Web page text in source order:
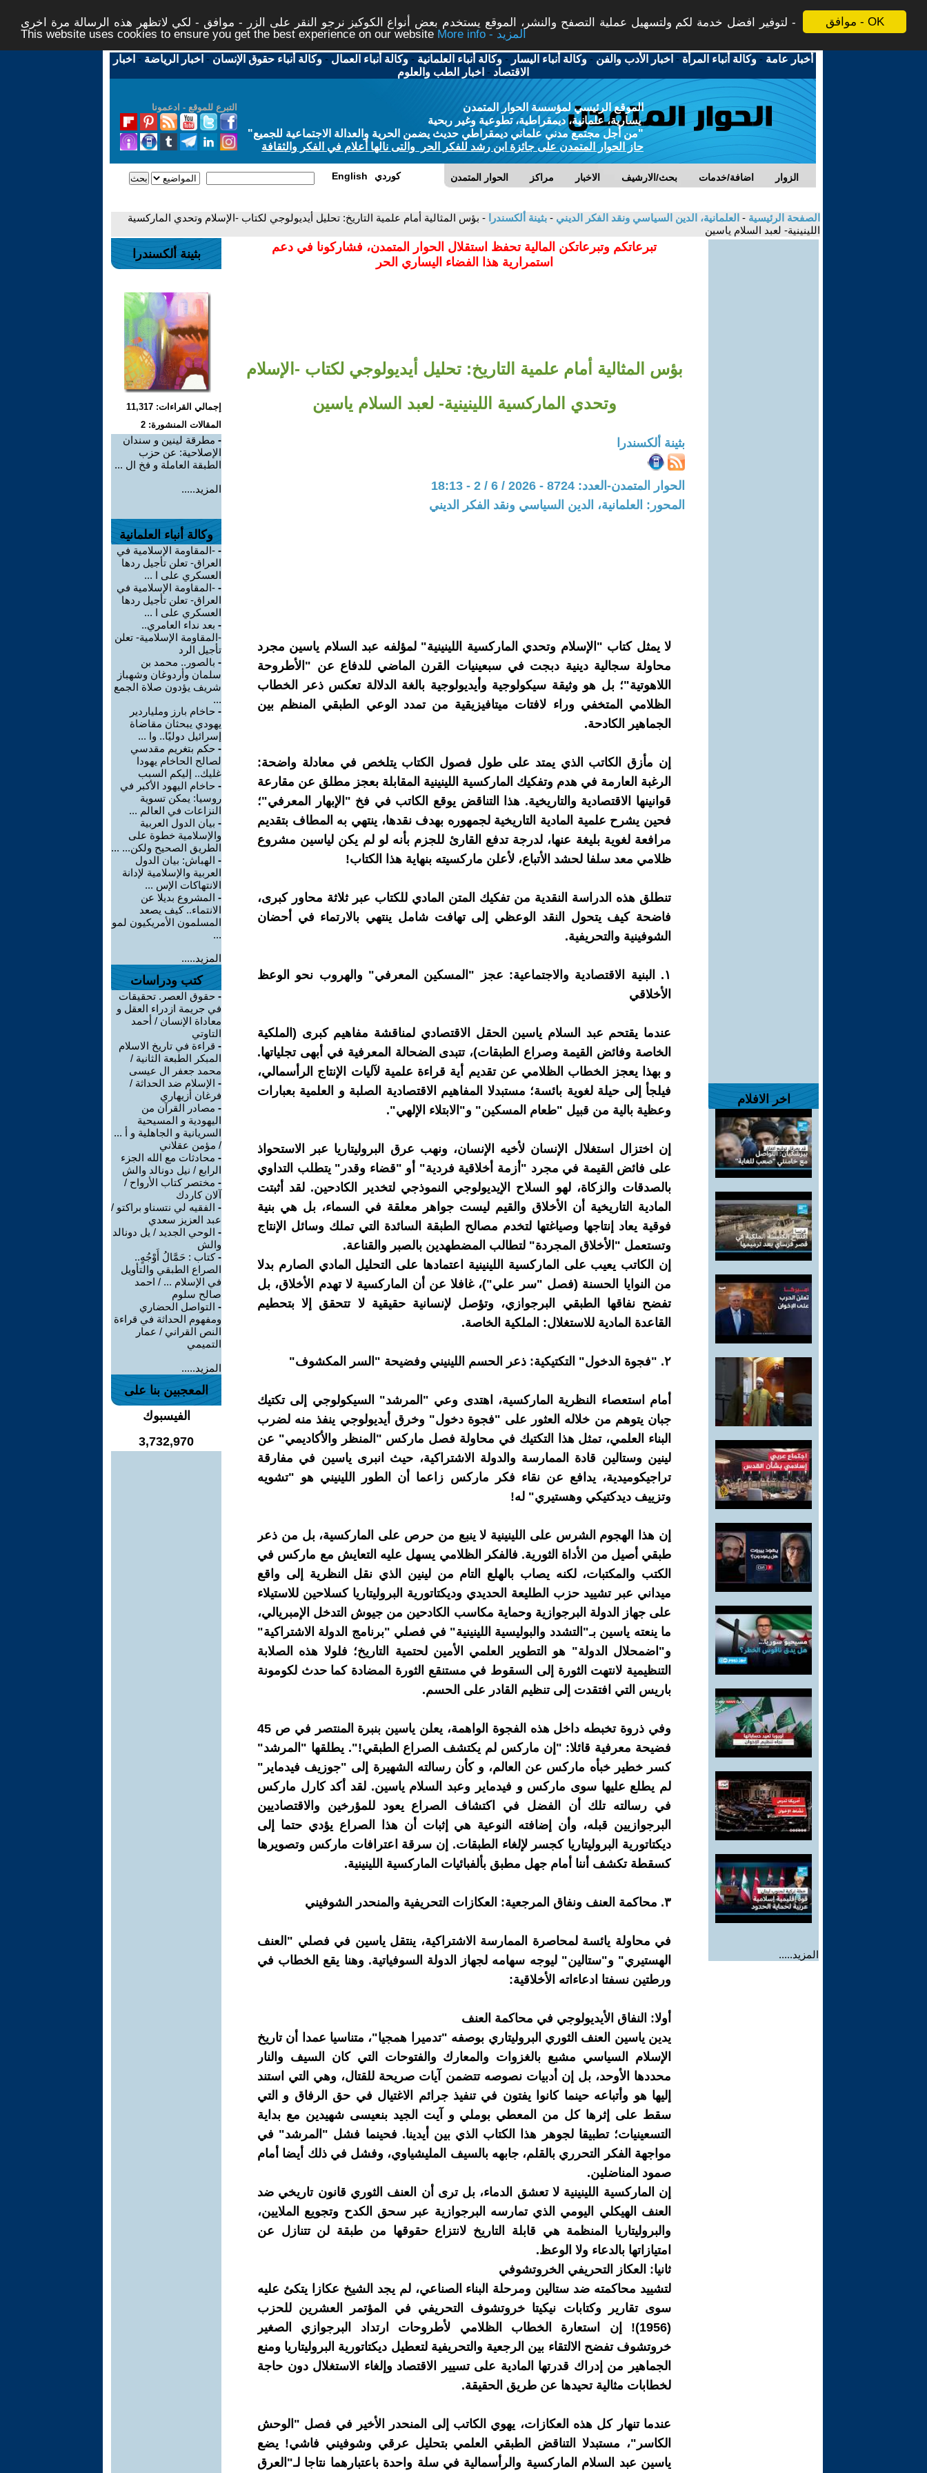
موافق - OK
لتوفير افضل خدمة لكم ولتسهيل عملية التصفح والنشر، الموقع يستخدم بعض أنواع الكوكيز نرجو النقر على الزر - موافق - لكي لاتظهر هذه الرسالة مرة اخرى -
This website uses cookies to ensure you get the best experience on our website
More info - المزيد
أخبار عامة -وكالة أنباء المرأة - اخبار الأدب والفن -وكالة أنباء اليسار -وكالة أنباء العلمانية -وكالة أنباء العمال -وكالة أنباء حقوق الإنسان - اخبار الرياضة - اخبار
الاقتصاد - اخبار الطب والعلوم
التبرع للموقع - ادعمونا
الموقع الرئيسي لمؤسسة الحوار المتمدن
يسارية، علمانية، ديمقراطية، تطوعية وغير ربحية
"من أجل مجتمع مدني علماني ديمقراطي حديث يضمن الحرية والعدالة الاجتماعية للجميع"
حاز الحوار المتمدن على جائزة ابن رشد للفكر الحر والتى نالها أعلام في الفكر والثقافة
الحوار المتمدن مراكز الاخبار بحث/الارشيف اضافة/خدمات الزوار English كوردي
الصفحة الرئيسية - العلمانية، الدين السياسي ونقد الفكر الديني - بثينة ألكسندرا - بؤس المثالية أمام علمية التاريخ: تحليل أيديولوجي لكتاب -الإسلام وتحدي الماركسية
اللينينية- لعبد السلام ياسين
اخر الافلام
المزيد.....
تبرعاتكم وتبرعاتكن المالية تحفظ استقلال الحوار المتمدن، فشاركونا في دعم
استمرارية هذا الفضاء اليساري الحر
بؤس المثالية أمام علمية التاريخ: تحليل أيديولوجي لكتاب -الإسلام
وتحدي الماركسية اللينينية- لعبد السلام ياسين
بثينة ألكسندرا
الحوار المتمدن-العدد: 8724 - 2026 / 6 / 2 - 18:13
المحور: العلمانية، الدين السياسي ونقد الفكر الديني
لا يمثل كتاب "الإسلام وتحدي الماركسية اللينينية" لمؤلفه عبد السلام ياسين مجرد
محاولة سجالية دينية دبجت في سبعينيات القرن الماضي للدفاع عن "الأطروحة
اللاهوتية"؛ بل هو وثيقة سيكولوجية وأيديولوجية بالغة الدلالة تعكس ذعر الخطاب
الظلامي المتخفي وراء لافتات ميتافيزيقية من تمدد الوعي الطبقي المنظم بين
الجماهير الكادحة.
إن مأزق الكاتب الذي يمتد على طول فصول الكتاب يتلخص في معادلة واضحة:
الرغبة العارمة في هدم وتفكيك الماركسية اللينينية المقابلة بعجز مطلق عن مقارعة
قوانينها الاقتصادية والتاريخية. هذا التناقض يوقع الكاتب في فخ "الإبهار المعرفي"؛
فحين يشرح علمية المادية التاريخية لجمهوره بهدف نقدها، ينتهي به المطاف بتقديم
مرافعة لغوية بليغة عنها، لدرجة تدفع القارئ للجزم بأنه لو لم يكن لياسين مشروع
ظلامي معد سلفا لحشد الأتباع، لأعلن ماركسيته بنهاية هذا الكتاب!
تنطلق هذه الدراسة النقدية من تفكيك المتن المادي للكتاب عبر ثلاثة محاور كبرى،
فاضحة كيف يتحول النقد الوعظي إلى تهافت شامل ينتهي بالارتماء في أحضان
الشوفينية والتحريفية.
١. البنية الاقتصادية والاجتماعية: عجز "المسكين المعرفي" والهروب نحو الوعظ
الأخلاقي
عندما يقتحم عبد السلام ياسين الحقل الاقتصادي لمناقشة مفاهيم كبرى (الملكية
الخاصة وفائض القيمة وصراع الطبقات)، تتبدى الضحالة المعرفية في أبهى تجلياتها.
و بهذا يعجز الخطاب الظلامي عن تقديم أية قراءة علمية لآليات الإنتاج الرأسمالي،
فيلجأ إلى حيلة لغوية بائسة؛ مستبدلا المفاهيم الاقتصادية الصلبة و العلمية بعبارات
وعظية بالية من قبيل "طعام المسكين" و"الابتلاء الإلهي".
إن اختزال استغلال الإنسان لأخيه الإنسان، ونهب عرق البروليتاريا عبر الاستحواذ
على فائض القيمة في مجرد "أزمة أخلاقية فردية" أو "قضاء وقدر" يتطلب التداوي
بالصدقات والزكاة، لهو السلاح الإيديولوجي النموذجي لتخدير الكادحين. لقد أثبتت
المادية التاريخية أن الأخلاق والقيم ليست جواهر معلقة في السماء، بل هي بنية
فوقية يعاد إنتاجها وصياغتها لتخدم مصالح الطبقة السائدة التي تملك وسائل الإنتاج
وتستعمل "الأخلاق المجردة" لتطالب المضطهدين بالصبر والقناعة.
إن الكاتب يعيب على الماركسية اللينينية اعتمادها على التحليل المادي الصارم بدلا
من النوايا الحسنة (فصل "سر علي")، غافلا عن أن الماركسية لا تهدم الأخلاق، بل
تفضح نفاقها الطبقي البرجوازي، وتؤصل لإنسانية حقيقية لا تتحقق إلا بتحطيم
القاعدة المادية للاستغلال: الملكية الخاصة.
٢. "فجوة الدخول" التكتيكية: ذعر الحسم اللينيني وفضيحة "السر المكشوف"
أمام استعصاء النظرية الماركسية، اهتدى وعي "المرشد" السيكولوجي إلى تكتيك
جبان يتوهم من خلاله العثور على "فجوة دخول" وخرق أيديولوجي ينفذ منه لضرب
البناء العلمي، تمثل هذا التكتيك في محاولة فصل ماركس "المنظر والأكاديمي" عن
لينين وستالين قادة الممارسة والدولة الاشتراكية، حيث انبرى ياسين في مفارقة
تراجيكوميدية، يدافع عن نقاء فكر ماركس زاعما أن الطور اللينيني هو "تشويه
وتزييف ديدكتيكي وهستيري" له!
إن هذا الهجوم الشرس على اللينينية لا ينبع من حرص على الماركسية، بل من ذعر
طبقي أصيل من الأداة الثورية. فالفكر الظلامي يسهل عليه التعايش مع ماركس في
الكتب والمكتبات، لكنه يصاب بالهلع التام من لينين الذي نقل النظرية إلى واقع
ميداني عبر تشييد حزب الطليعة الحديدي وديكتاتورية البروليتاريا كسلاحين للاستيلاء
على جهاز الدولة البرجوازية وحماية مكاسب الكادحين من جيوش التدخل الإمبريالي،
ما ينعته ياسين بـ"التشدد والبوليسية اللينينية" في فصلي "برنامج الدولة الاشتراكية"
و"اضمحلال الدولة" هو التطوير العلمي الأمين لحتمية التاريخ؛ فلولا هذه الصلابة
التنظيمية لانتهت الثورة إلى السقوط في مستنقع الثورة المضادة كما حدث لكومونة
باريس التي افتقدت إلى تنظيم القادر على الحسم.
وفي ذروة تخبطه داخل هذه الفجوة الواهمة، يعلن ياسين بنبرة المنتصر في ص 45
فضيحة معرفية قائلا: "إن ماركس لم يكتشف الصراع الطبقي!". يطلقها "المرشد"
كسر خطير خبأه ماركس عن العالم، و كأن رسالته الشهيرة إلى "جوزيف فيدماير"
لم يطلع عليها سوى ماركس و فيدماير وعبد السلام ياسين. لقد أكد كارل ماركس
في رسالته تلك أن الفضل في اكتشاف الصراع يعود للمؤرخين والاقتصاديين
البرجوازيين قبله، وأن إضافته النوعية هي إثبات أن هذا الصراع يؤدي حتما إلى
ديكتاتورية البروليتاريا كجسر لإلغاء الطبقات. إن سرقة اعترافات ماركس وتصويرها
كسقطة تكشف أننا أمام جهل مطبق بألفبائيات الماركسية اللينينية.
٣. محاكمة العنف ونفاق المرجعية: العكازات التحريفية والمنحدر الشوفيني
في محاولة يائسة لمحاصرة الممارسة الاشتراكية، ينتقل ياسين في فصلي "العنف
الهستيري" و"ستالين" ليوجه سهامه لجهاز الدولة السوفياتية. وهنا يقع الخطاب في
ورطتين نسفتا ادعاءاته الأخلاقية:
أولا: النفاق الأيديولوجي في محاكمة العنف
يدين ياسين العنف الثوري البروليتاري بوصفه "تدميرا همجيا"، متناسيا عمدا أن تاريخ
الإسلام السياسي مشبع بالغزوات والمعارك والفتوحات التي كان السيف والنار
محددها الأوحد، بل إن أدبيات نصوصه تتضمن آيات صريحة للقتال، وهي التي استند
إليها هو وأتباعه حينما كانوا يفتون في تنفيذ جرائم الاغتيال في حق الرفاق و التي
سقط على إثرها كل من المعطي بوملي و آيت الجيد بنعيسى شهيدين مع بداية
التسعينيات؛ تطبيقا لجوهر هذا الكتاب الذي بين أيدينا. فحينما فشل "المرشد" في
مواجهة الفكر التحرري بالقلم، جابهه بالسيف المليشياوي، وفشل في ذلك أيضا أمام
صمود المناضلين.
إن الماركسية اللينينية لا تعشق الدماء، بل ترى أن العنف الثوري قانون تاريخي ضد
العنف الهيكلي اليومي الذي تمارسه البرجوازية عبر سحق الكدح وتجويع الملايين،
والبروليتاريا المنظمة هي قابلة التاريخ لانتزاع حقوقها من طبقة لن تتنازل عن
امتيازاتها بالدعاء ولا الوعظ.
ثانيا: العكاز التحريفي الخروتشوفي
لتشييد محاكمته ضد ستالين ومرحلة البناء الصناعي، لم يجد الشيخ عكازا يتكئ عليه
سوى تقارير وكتابات نيكيتا خروتشوف التحريفي في المؤتمر العشرين للحزب
(1956)! إن استعارة الخطاب الظلامي لأطروحات ارتداد البرجوازي الصغير
خروتشوف تفضح الالتقاء بين الرجعية والتحريفية لتعطيل ديكتاتورية البروليتاريا ومنع
الجماهير من إدراك قدرتها المادية على تسيير الاقتصاد وإلغاء الاستغلال دون حاجة
لخطابات مثالية تحيدها عن طريق الحقيقة.
عندما تنهار كل هذه العكازات، يهوي الكاتب إلى المنحدر الأخير في فصل "الوحش
الكاسر"، مستبدلا التناقض الطبقي العلمي بتحليل عرقي وشوفيني فاشي! يضع
ياسين عبد السلام الماركسية والرأسمالية في سلة واحدة باعتبارهما نتاجا لـ"العرق
بثينة ألكسندرا
إجمالي القراءات: 11,317
المقالات المنشورة: 2
- مطرقة لينين و سندان
الإصلاحية: عن حزب
الطبقة العاملة و فخ ال ...
المزيد.....
وكالة أنباء العلمانية
- -المقاومة الإسلامية في
العراق- تعلن تأجيل ردها
العسكري على ا ...
- -المقاومة الإسلامية في
العراق- تعلن تأجيل ردها
العسكري على ا ...
- بعد نداء العامري..
-المقاومة الإسلامية- تعلن
تأجيل الرد
- بالصور.. محمد بن
سلمان وأردوغان وشهباز
شريف يؤدون صلاة الجمع
...
- حاخام بارز وملياردير
يهودي يبحثان مقاضاة
إسرائيل دوليًا.. وا ...
- حكم بتغريم مقدسي
لصالح الحاخام يهودا
غليك.. إليكم السبب
- حاخام اليهود الأكبر في
روسيا: يمكن تسوية
النزاعات في العالم ...
- بيان الدول العربية
والإسلامية خطوة على
الطريق الصحيح ولكن... ...
- الهباش: بيان الدول
العربية والإسلامية لإدانة
الانتهاكات الإس ...
- المشروع بديلا عن
الانتماء.. كيف يصعد
المسلمون الأمريكيون لمو
...
المزيد.....
كتب ودراسات
- حقوق العصر. تحقيقات
في جريمة ازدراء العقل و
معاداة الإنسان / أحمد
التاوتي
- قراءة في تاريخ الاسلام
المبكر الطبعة الثانية /
محمد جعفر ال عيسى
- الإسلام ضد الحداثة /
فرغان أزيهاري
- مصادر القرآن من
اليهودية و المسيحية
السريانية و الجاهلية و أ ...
/ مؤمن عقلاني
- محادثات مع الله الجزء
الرابع / نيل دونالد والش
- مختصر كتاب الأرواح /
آلان كاردك
- الفقيه لي نتسناو براكتو /
عبد العزيز سعدي
- الوحي الجديد / يل دونالد
والش
-كتاب : حَمَّالُ أَوْجُهٍ..
الصراع الطبقي والتأويل
في الإسلام ... / احمد
صالح سلوم
- التواصل الحضاري
ومفهوم الحداثة في قراءة
النص القراني / عمار
التميمي
المزيد.....
المعجبين بنا على
الفيسبوك
3,732,970